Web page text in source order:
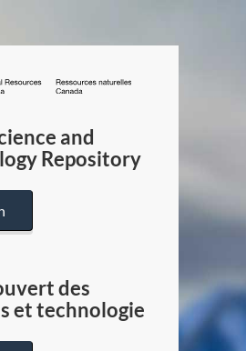
/
Canada
and
Repository
des
et technologie